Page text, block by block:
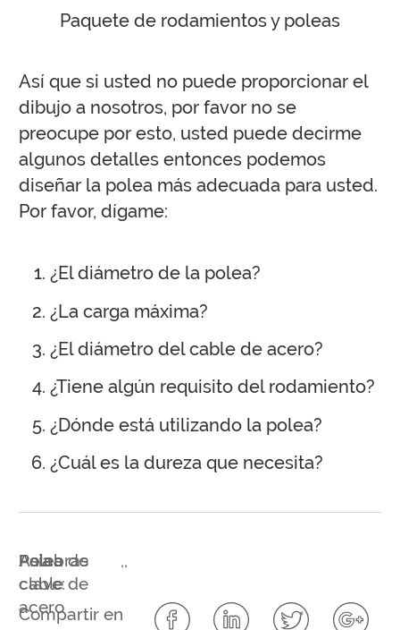
Paquete de rodamientos y poleas
Así que si usted no puede proporcionar el
dibujo a nosotros, por favor no se
preocupe por esto, usted puede decirme
algunos detalles entonces podemos
diseñar la polea más adecuada para usted.
Por favor, dígame:
¿El diámetro de la polea?
¿La carga máxima?
¿El diámetro del cable de acero?
¿Tiene algún requisito del rodamiento?
¿Dónde está utilizando la polea?
¿Cuál es la dureza que necesita?
Palabras
clave:
Asia ,
Polea ,
Polea de
cable de
acero
Compartir en